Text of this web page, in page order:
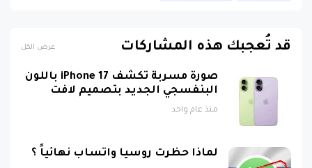
قد تُعجبك هذه المشاركات عرض الكل
صورة مسربة تكشف iPhone 17 باللون
البنفسجي الجديد بتصميم لافت
منذ عام واحد
لماذا حظرت روسيا واتساب نهائياً ؟